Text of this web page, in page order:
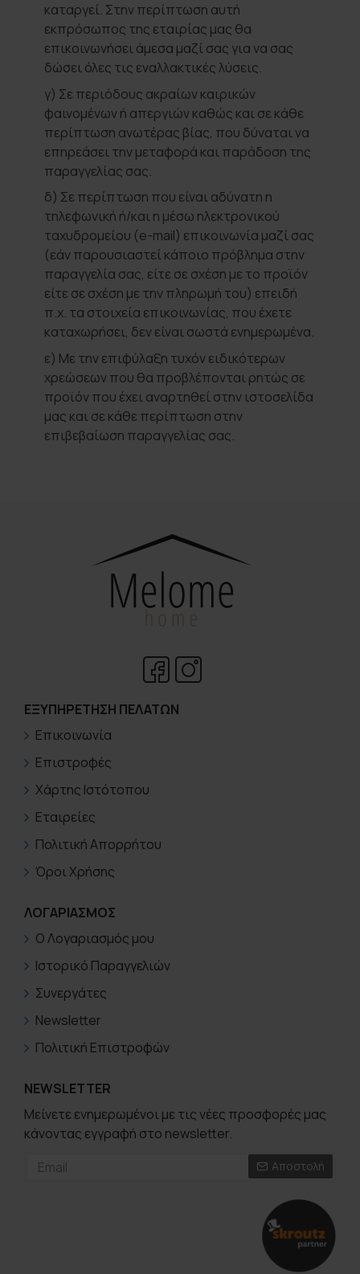
καταργεί. Στην περίπτωση αυτή
εκπρόσωπος της εταιρίας μας θα
επικοινωνήσει άμεσα μαζί σας για να σας
δώσει όλες τις εναλλακτικές λύσεις.
γ) Σε περιόδους ακραίων καιρικών
φαινομένων ή απεργιών καθώς και σε κάθε
περίπτωση ανωτέρας βίας, που δύναται να
επηρεάσει την μεταφορά και παράδοση της
παραγγελίας σας.
δ) Σε περίπτωση που είναι αδύνατη η
τηλεφωνική ή/και η μέσω ηλεκτρονικού
ταχυδρομείου (e-mail) επικοινωνία μαζί σας
(εάν παρουσιαστεί κάποιο πρόβλημα στην
παραγγελία σας, είτε σε σχέση με το προϊόν
είτε σε σχέση με την πληρωμή του) επειδή
π.χ. τα στοιχεία επικοινωνίας, που έχετε
καταχωρήσει, δεν είναι σωστά ενημερωμένα.
ε) Με την επιφύλαξη τυχόν ειδικότερων
χρεώσεων που θα προβλέπονται ρητώς σε
προϊόν που έχει αναρτηθεί στην ιστοσελίδα
μας και σε κάθε περίπτωση στην
επιβεβαίωση παραγγελίας σας.
ΕΞΥΠΗΡΈΤΗΣΗ ΠΕΛΑΤΏΝ
Επικοινωνία
Επιστροφές
Χάρτης Ιστότοπου
Εταιρείες
Πολιτική Απορρήτου
Όροι Χρήσης
ΛΟΓΑΡΙΑΣΜΟΣ
Ο Λογαριασμός μου
Ιστορικό Παραγγελιών
Συνεργάτες
Newsletter
Πολιτική Επιστροφών
NEWSLETTER
Μείνετε ενημερωμένοι με τις νέες προσφορές μας
κάνοντας εγγραφή στο newsletter.
Αποστολή